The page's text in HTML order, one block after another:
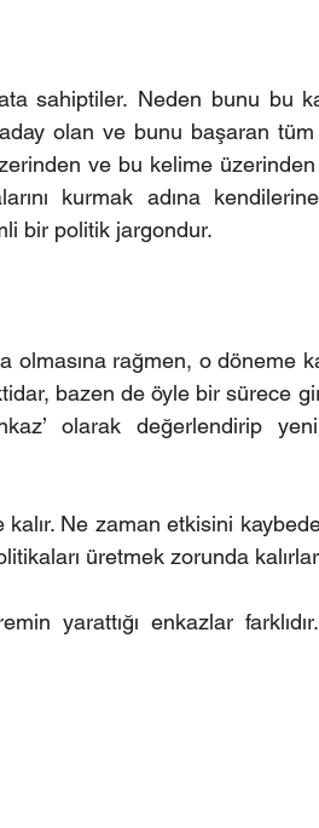
sahiptiler. Neden bunu bu
olan ve bunu başaran
ve bu kelime
kurmak adına
bir politik jargondur.
olmasına rağmen, o döneme
bazen de öyle bir sürece
olarak değerlendirip
Ne zaman etkisini
üretmek zorunda
yarattığı enkazlar